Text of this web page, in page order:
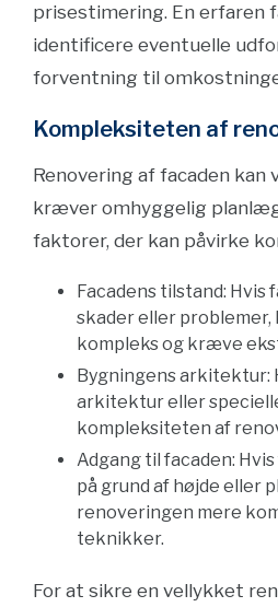
prisestimering. En erfaren
identificere eventuelle
forventning til
Kompleksiteten af
Renovering af facaden
kræver omhyggelig
faktorer, der kan påvirke
Facadens tilstand: Hvis
skader eller
kompleks og kræve
Bygningens arkitektur:
arkitektur eller
kompleksiteten af
Adgang til facaden:
på grund af højde eller
renoveringen mere
teknikker.
For at sikre en vellykket